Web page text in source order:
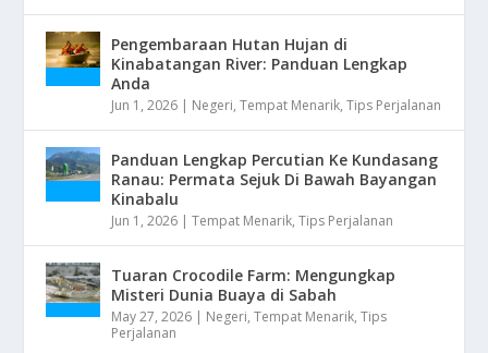
Pengembaraan Hutan Hujan di
Kinabatangan River: Panduan Lengkap
Anda
Jun 1, 2026 | Negeri,Tempat Menarik,Tips Perjalanan
Panduan Lengkap Percutian Ke Kundasang
Ranau: Permata Sejuk Di Bawah Bayangan
Kinabalu
Jun 1, 2026 |Tempat Menarik,Tips Perjalanan
Tuaran Crocodile Farm: Mengungkap
Misteri Dunia Buaya di Sabah
May 27, 2026 | Negeri,Tempat Menarik,Tips
Perjalanan